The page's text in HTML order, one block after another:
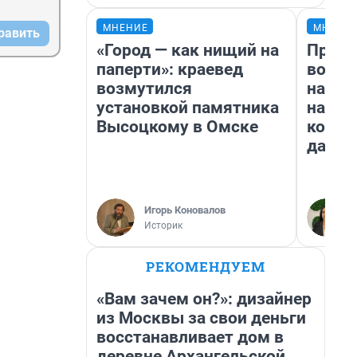
МНЕНИЕ
«Город — как нищий на
паперти»: краевед
возмутился
установкой памятника
Высоцкому в Омске
Игорь Коновалов
Историк
нам
даже
РЕКОМЕНДУЕМ
«Вам зачем он?»: дизайнер
из Москвы за свои деньги
восстанавливает дом в